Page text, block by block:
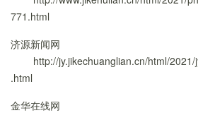
771.html
济源新闻网
http://jy.jikechuanglian.cn/html/
.html
金华在线网